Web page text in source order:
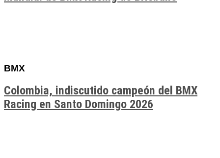
BMX
Colombia, indiscutido campeón del BMX
Racing en Santo Domingo 2026